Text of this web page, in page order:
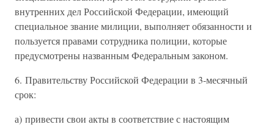
внутренних дел Российской Федерации, имеющий
специальное звание милиции, выполняет обязанности и
пользуется правами сотрудника полиции, которые
предусмотрены названным Федеральным законом.
6. Правительству Российской Федерации в 3-месячный
срок:
а) привести свои акты в соответствие с настоящим